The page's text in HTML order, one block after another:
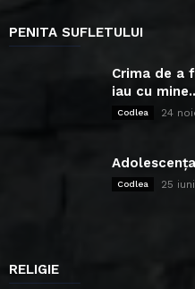
PENITA SUFLETULUI
Crima de a
iau cu
Codlea 24
Codlea 25
RELIGIE